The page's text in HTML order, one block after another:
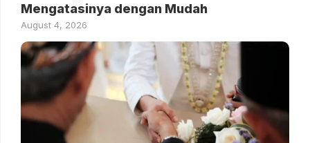
Mengatasinya dengan Mudah
August 4, 2026